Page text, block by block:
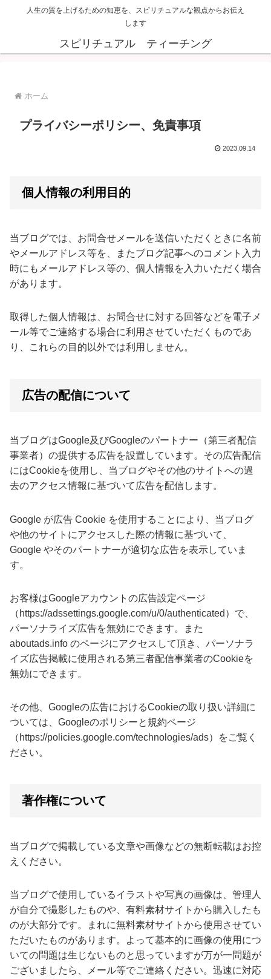
人生の質を上げるための知恵を、スピリチュアルな観点からお伝え
します
スピリチュアル ティーチング
ホーム
プライバシーポリシー、免責事項
2023.09.14
個人情報の利用目的
当ブログでは、お問合せメールを送信いただくときに名前
やメールアドレス等を、またブログ記事へのコメント入力
時にもメールアドレス等の、個人情報を入力いただく場合
があります。
取得した個人情報は、お問合せに対する回答などを電子メ
ール等でご連絡する場合に利用させていただくものであ
り、これらの目的以外では利用しません。
広告の配信について
当ブログはGoogle及びGoogleのパートナー（第三者配信
事業者）の提供する広告を設置しています。その広告配信
にはCookieを使用し、当ブログやその他のサイトへの過
去のアクセス情報に基づいて広告を配信します。
Google が広告 Cookie を使用することにより、当ブログ
や他のサイトにアクセスした際の情報に基づいて、
Google やそのパートナーが適切な広告を表示していま
す。
お客様はGoogleアカウントの広告設定ページ
（https://adssettings.google.com/u/0/authenticated）で、
パーソナライズ広告を無効にできます。また
aboutads.info のページにアクセスして頂き、パーソナラ
イズ広告掲載に使用される第三者配信事業者のCookieを
無効にできます。
その他、Googleの広告におけるCookieの取り扱い詳細に
ついては、Googleのポリシーと規約ページ
（https://policies.google.com/technologies/ads）をご覧く
ださい。
著作権について
当ブログで掲載している文章や画像などの無断転載はお控
えください。
当ブログで使用しているイラストや写真の画像は、管理人
が自分で撮影したものや、有料素材サイトから購入したも
のが大部分です。まれに無料素材サイトから使用させてい
ただいたものがあります。よって基本的に画像の使用につ
いての問題は生じないものと思っていますが万が一問題が
ございましたら、メール等でご連絡ください。迅速に対応